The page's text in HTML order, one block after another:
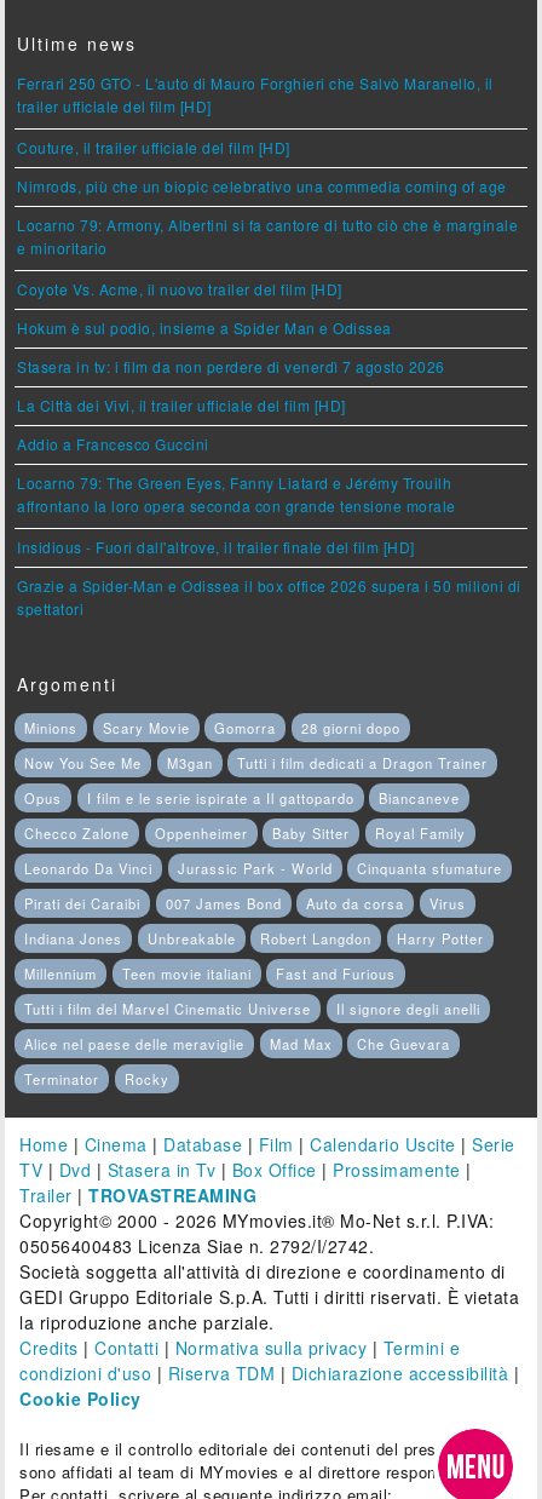
Ultime news
Ferrari 250 GTO - L'auto di Mauro Forghieri che Salvò Maranello, il
trailer ufficiale del film [HD]
Couture, il trailer ufficiale del film [HD]
Nimrods, più che un biopic celebrativo una commedia coming of age
Locarno 79: Armony, Albertini si fa cantore di tutto ciò che è marginale
e minoritario
Coyote Vs. Acme, il nuovo trailer del film [HD]
Hokum è sul podio, insieme a Spider Man e Odissea
Stasera in tv: i film da non perdere di venerdì 7 agosto 2026
La Città dei Vivi, il trailer ufficiale del film [HD]
Addio a Francesco Guccini
Locarno 79: The Green Eyes, Fanny Liatard e Jérémy Trouilh
affrontano la loro opera seconda con grande tensione morale
Insidious - Fuori dall'altrove, il trailer finale del film [HD]
Grazie a Spider-Man e Odissea il box office 2026 supera i 50 milioni di
spettatori
Argomenti
Minions Scary Movie Gomorra
28 giorni dopo
Now You See Me
M3gan
Tutti i film dedicati a Dragon Trainer
Opus
I film e le serie ispirate a Il gattopardo
Biancaneve
Checco Zalone
Oppenheimer Baby Sitter
Royal Family
Leonardo Da Vinci
Jurassic Park - World
Cinquanta sfumature
Pirati dei Caraibi
007 James Bond Auto da corsa
Virus
Indiana Jones
Unbreakable Robert Langdon
Harry Potter
Millennium
Teen movie italiani
Fast and Furious
Tutti i film del Marvel Cinematic Universe
Il signore degli anelli
Alice nel paese delle meraviglie
Mad Max
Che Guevara
Terminator
Rocky
Home | Cinema | Database | Film |Calendario Uscite |Serie
TV | Dvd | Stasera in Tv | Box Office | Prossimamente |
Trailer |TROVASTREAMING
Copyright© 2000 - 2026 MYmovies.it® Mo-Net s.r.l. P.IVA:
05056400483 Licenza Siae n. 2792/I/2742.
Società soggetta all'attività di direzione e coordinamento di
GEDI Gruppo Editoriale S.p.A. Tutti i diritti riservati. È vietata
la riproduzione anche parziale.
Credits |Contatti | Normativa sulla privacy | Termini e
condizioni d'uso | Riserva TDM | Dichiarazione accessibilità |
Cookie Policy
Il riesame e il controllo editoriale dei contenuti del presente sito
sono affidati al team di MYmovies e al direttore responsabile.